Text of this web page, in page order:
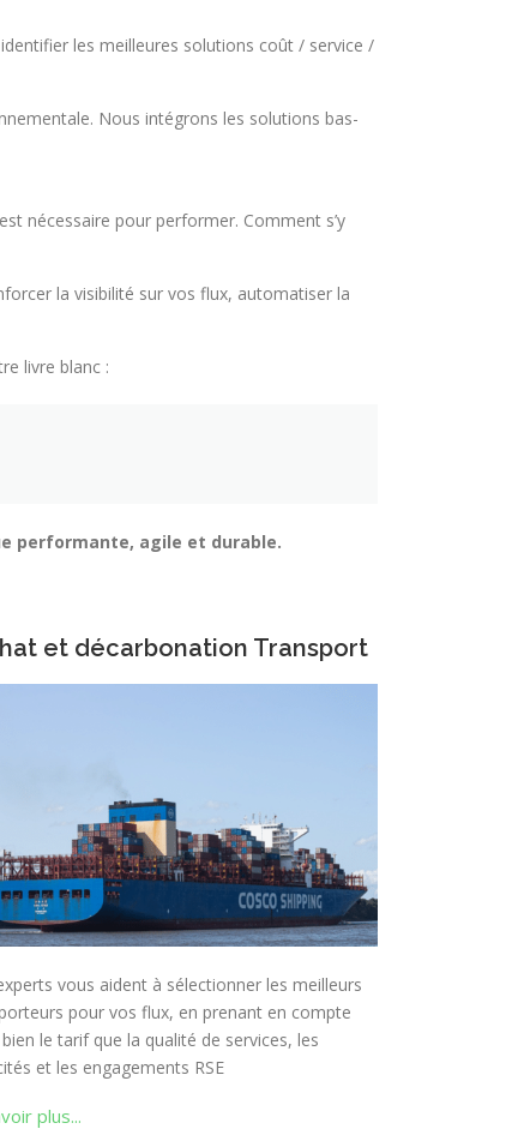
les meilleures solutions coût / service /
Nous intégrons les solutions bas-
nécessaire pour performer. Comment s’y
la visibilité sur vos flux, automatiser la
livre blanc :
performante, agile et durable.
et décarbonation Transport
vous aident à sélectionner les meilleurs
pour vos flux, en prenant en compte
le tarif que la qualité de services, les
et les engagements RSE
plus...